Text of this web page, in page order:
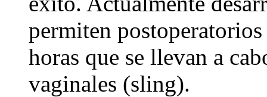
permiten
horas que se llevan a
vaginales (sling).